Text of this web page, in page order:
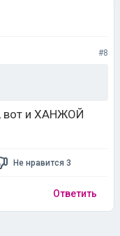
#8
вот и ХАНЖОЙ
Не нравится 3
Ответить